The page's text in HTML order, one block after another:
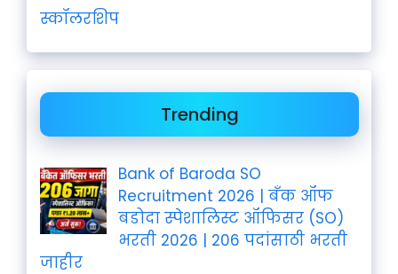
स्कॉलरशिप
Trending
Bank of Baroda SO
Recruitment 2026 | बँक ऑफ
बडोदा स्पेशालिस्ट ऑफिसर (SO)
भरती 2026 | 206 पदांसाठी भरती
जाहीर